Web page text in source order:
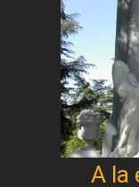
A la